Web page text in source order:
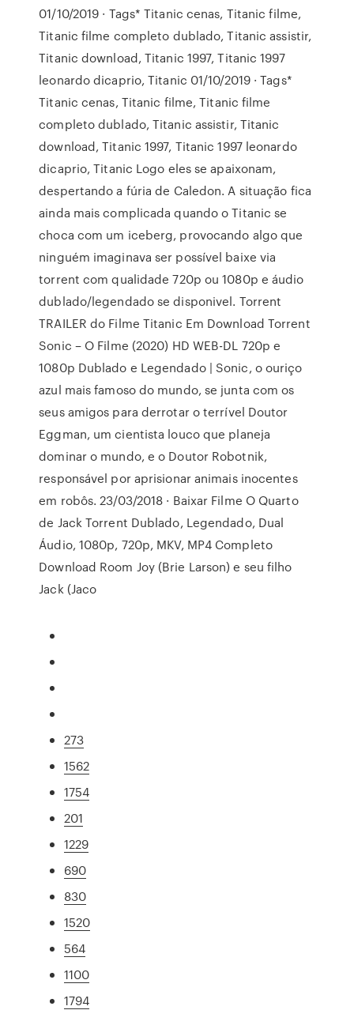
01/10/2019 · Tags* Titanic cenas, Titanic filme,
Titanic filme completo dublado, Titanic assistir,
Titanic download, Titanic 1997, Titanic 1997
leonardo dicaprio, Titanic 01/10/2019 · Tags*
Titanic cenas, Titanic filme, Titanic filme
completo dublado, Titanic assistir, Titanic
download, Titanic 1997, Titanic 1997 leonardo
dicaprio, Titanic Logo eles se apaixonam,
despertando a fúria de Caledon. A situação fica
ainda mais complicada quando o Titanic se
choca com um iceberg, provocando algo que
ninguém imaginava ser possível baixe via
torrent com qualidade 720p ou 1080p e áudio
dublado/legendado se disponivel. Torrent
TRAILER do Filme Titanic Em Download Torrent
Sonic – O Filme (2020) HD WEB-DL 720p e
1080p Dublado e Legendado | Sonic, o ouriço
azul mais famoso do mundo, se junta com os
seus amigos para derrotar o terrível Doutor
Eggman, um cientista louco que planeja
dominar o mundo, e o Doutor Robotnik,
responsável por aprisionar animais inocentes
em robôs. 23/03/2018 · Baixar Filme O Quarto
de Jack Torrent Dublado, Legendado, Dual
Áudio, 1080p, 720p, MKV, MP4 Completo
Download Room Joy (Brie Larson) e seu filho
Jack (Jaco
273
1562
1754
201
1229
690
830
1520
564
1100
1794